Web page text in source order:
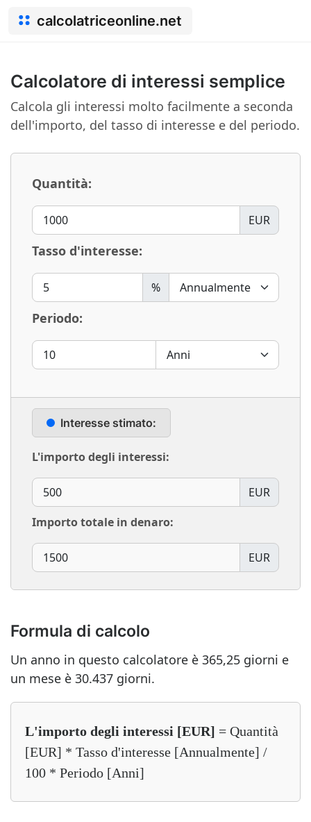
calcolatriceonline.net
Calcolatore di interessi semplice
Calcola gli interessi molto facilmente a seconda
dell'importo, del tasso di interesse e del periodo.
Quantità:
EUR
Tasso d'interesse:
%
Periodo:
Interesse stimato:
L'importo degli interessi:
EUR
Importo totale in denaro:
EUR
Formula di calcolo
Un anno in questo calcolatore è 365,25 giorni e
un mese è 30.437 giorni.
L'importo degli interessi [EUR] = Quantità
[EUR] * Tasso d'interesse [Annualmente] /
100 * Periodo [Anni]